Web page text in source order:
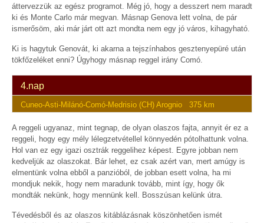
áttervezzük az egész programot. Még jó, hogy a desszert nem maradt
ki és Monte Carlo már megvan. Másnap Genova lett volna, de pár
ismerősöm, aki már járt ott azt mondta nem egy jó város, kihagyható.
Ki is hagytuk Genovát, ki akarna a tejszínhabos gesztenyepüré után
tökfőzeléket enni? Úgyhogy másnap reggel irány Comó.
4.nap
Cuneo-Asti-Milánó-Comó-Medrisio (CH) Arognio 375 km
A reggeli ugyanaz, mint tegnap, de olyan olaszos fajta, annyit ér ez a
reggeli, hogy egy mély lélegzetvétellel könnyedén pótolhattunk volna.
Hol van ez egy igazi osztrák reggelihez képest. Egyre jobban nem
kedveljük az olaszokat. Bár lehet, ez csak azért van, mert amúgy is
elmentünk volna ebből a panzióból, de jobban esett volna, ha mi
mondjuk nekik, hogy nem maradunk tovább, mint így, hogy ők
mondták nekünk, hogy mennünk kell. Bosszúsan kelünk útra.
Tévedésből és az olaszos kitáblázásnak köszönhetően ismét